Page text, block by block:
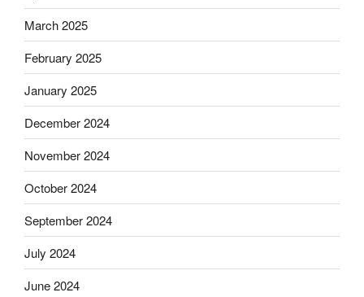
March 2025
February 2025
January 2025
December 2024
November 2024
October 2024
September 2024
July 2024
June 2024